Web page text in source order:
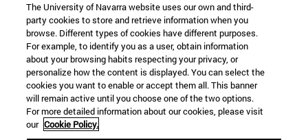
Información
TFNO +34 948 42 56 00
¿QUÉ GRADO TE INTERESA?
¿QUÉ MÁSTER TE INTERESA?
© Universidad de Navarra
Información legal
Accesibilidad
The University of Navarra website uses our own and third-
party cookies to store and retrieve information when you
browse. Different types of cookies have different purposes.
For example, to identify you as a user, obtain information
about your browsing habits respecting your privacy, or
personalize how the content is displayed. You can select the
cookies you want to enable or accept them all. This banner
will remain active until you choose one of the two options.
For more detailed information about our cookies, please visit
our Cookie Policy.